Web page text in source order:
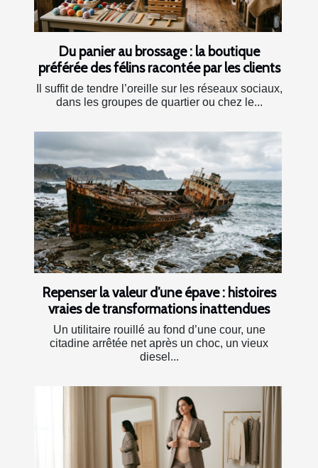
Du panier au brossage : la boutique
préférée des félins racontée par les clients
Il suffit de tendre l’oreille sur les réseaux sociaux,
dans les groupes de quartier ou chez le...
Repenser la valeur d’une épave : histoires
vraies de transformations inattendues
Un utilitaire rouillé au fond d’une cour, une
citadine arrêtée net après un choc, un vieux
diesel...